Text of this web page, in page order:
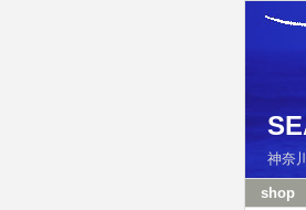
神
shop